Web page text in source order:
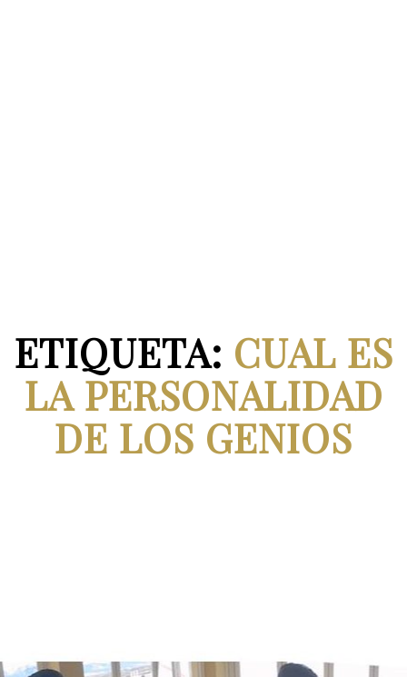
ETIQUETA: CUAL ES
LA PERSONALIDAD
DE LOS GENIOS